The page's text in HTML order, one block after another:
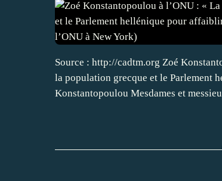
Source : http://cadtm.org Zoé
la population grecque et le Parlement
Konstantopoulou Mesdames et